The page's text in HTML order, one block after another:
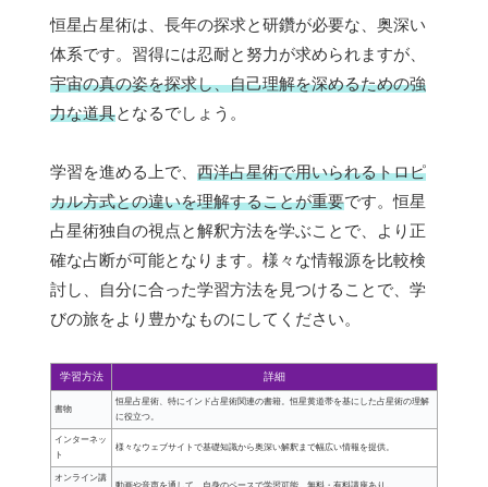
恒星占星術は、長年の探求と研鑽が必要な、奥深い
体系です。習得には忍耐と努力が求められますが、
宇宙の真の姿を探求し、自己理解を深めるための強
力な道具となるでしょう。
学習を進める上で、 西洋占星術で用いられるトロピ
カル方式との違いを理解することが重要です。恒星
占星術独自の視点と解釈方法を学ぶことで、より正
確な占断が可能となります。様々な情報源を比較検
討し、自分に合った学習方法を見つけることで、学
びの旅をより豊かなものにしてください。
学習方法 詳細
書物
恒星占星術、特にインド占星術関連の書籍。恒星黄道帯を基にした占星術の理解
に役立つ。
インターネッ
ト
様々なウェブサイトで基礎知識から奥深い解釈まで幅広い情報を提供。
オンライン講
動画や音声を通して、自身のペースで学習可能。無料・有料講座あり。